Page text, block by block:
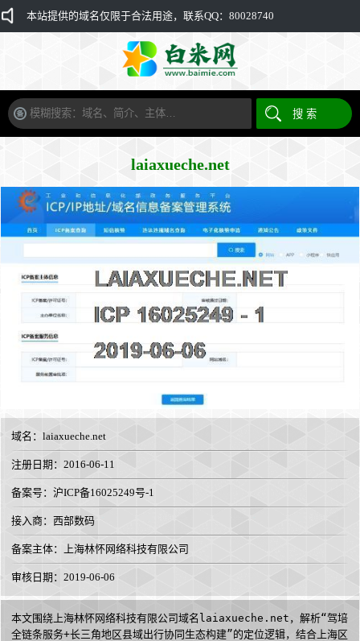
本站提供的域名仅限于合法用途，联系QQ：80028740
laiaxueche.net
域名： laiaxueche.net
注册日期：2016-06-11
备案号：沪ICP备16025249号-1
接入商： 西部数码
备案主体：上海林怀网络科技有限公司
审核日期：2019-06-06
本文围绕上海林怀网络科技有限公司域名laiaxueche.net，解析“驾培
全链条服务+长三角地区县域出行协同生态构建”的定位逻辑，结合上海区